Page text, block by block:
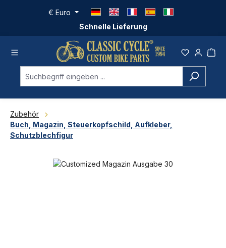
Zum Hauptinhalt springen
Schnelle Lieferung
€ Euro
Zubehör
Buch, Magazin, Steuerkopfschild, Aufkleber,
Schutzblechfigur
Bildergalerie überspringen